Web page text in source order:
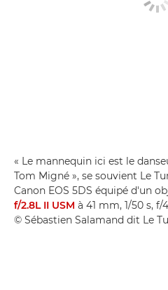
« Le mannequin ici est le
Tom Migné », se souvient Le
Canon EOS 5DS équipé d'un
f/2.8L II USM à 41 mm, 1/50 s, f/
© Sébastien Salamand dit Le